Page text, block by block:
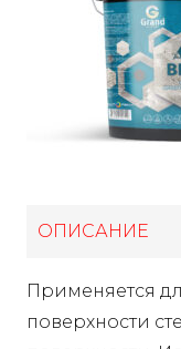
ОПИСАНИЕ
Применяется
поверхности